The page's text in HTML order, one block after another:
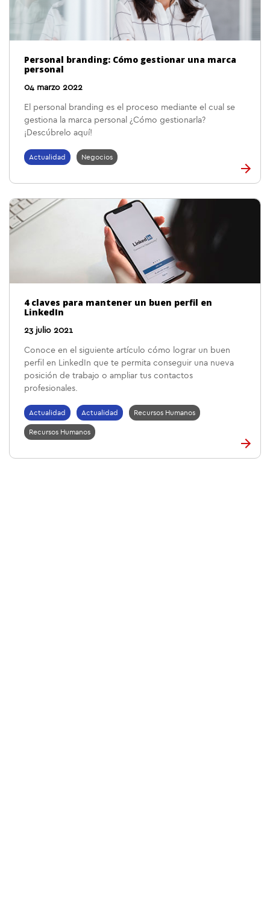
Personal branding: Cómo gestionar una marca
personal
04 marzo 2022
El personal branding es el proceso mediante el cual se
gestiona la marca personal ¿Cómo gestionarla?
¡Descúbrelo aquí!
Actualidad Negocios
4 claves para mantener un buen perfil en
LinkedIn
23 julio 2021
Conoce en el siguiente artículo cómo lograr un buen
perfil en LinkedIn que te permita conseguir una nueva
posición de trabajo o ampliar tus contactos
profesionales.
Actualidad Actualidad Recursos Humanos
Recursos Humanos